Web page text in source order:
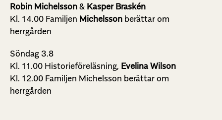
Robin Michelsson & Kasper Braskén
Kl. 14.00 Familjen Michelsson berättar om
herrgården
Söndag 3.8
Kl. 11.00 Historieföreläsning, Evelina Wilson
Kl. 12.00 Familjen Michelsson berättar om
herrgården